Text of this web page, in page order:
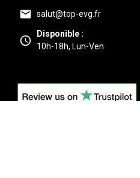
salut@top-evg.fr
Disponible :
10h-18h, Lun-Ven